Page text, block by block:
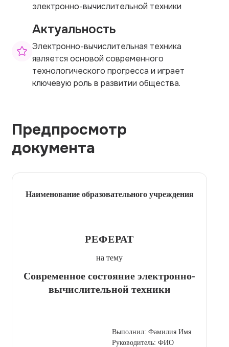
электронно-вычислительной техники
Актуальность
Электронно-вычислительная техника
является основой современного
технологического прогресса и играет
ключевую роль в развитии общества.
Предпросмотр
документа
Наименование образовательного учреждения
РЕФЕРАТ
на тему
Современное состояние электронно-
вычислительной техники
Выполнил: Фамилия Имя
Руководитель: ФИО